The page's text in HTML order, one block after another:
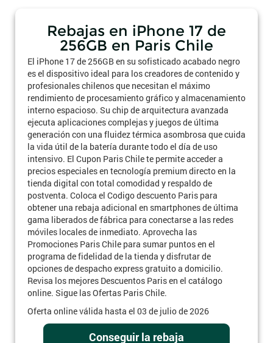
Rebajas en iPhone 17 de
256GB en Paris Chile
El iPhone 17 de 256GB en su sofisticado acabado negro
es el dispositivo ideal para los creadores de contenido y
profesionales chilenos que necesitan el máximo
rendimiento de procesamiento gráfico y almacenamiento
interno espacioso. Su chip de arquitectura avanzada
ejecuta aplicaciones complejas y juegos de última
generación con una fluidez térmica asombrosa que cuida
la vida útil de la batería durante todo el día de uso
intensivo. El Cupon Paris Chile te permite acceder a
precios especiales en tecnología premium directo en la
tienda digital con total comodidad y respaldo de
postventa. Coloca el Codigo descuento Paris para
obtener una rebaja adicional en smartphones de última
gama liberados de fábrica para conectarse a las redes
móviles locales de inmediato. Aprovecha las
Promociones Paris Chile para sumar puntos en el
programa de fidelidad de la tienda y disfrutar de
opciones de despacho express gratuito a domicilio.
Revisa los mejores Descuentos Paris en el catálogo
online. Sigue las Ofertas Paris Chile.
Oferta online válida hasta el 03 de julio de 2026
Conseguir la rebaja